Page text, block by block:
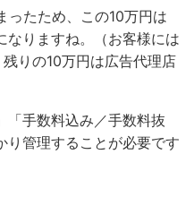
ったため、この10万円は
なりますね。（お客様には
りの10万円は広告代理店
「手数料込み／手数料抜
り管理することが必要です